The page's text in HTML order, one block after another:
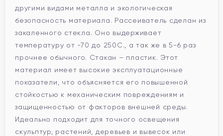
другими видами металла и экологическая
безопасность материала. Рассеиватель сделан из
закаленного стекла. Оно выдерживает
температуру от -70 до 250С., а так же в 5-6 раз
прочнее обычного. Стакан – пластик. Этот
материал имеет высокие эксплуатационные
показатели, что объясняется его повышенной
стойкостью к механическим повреждениям и
защищенностью от факторов внешней среды.
Идеально подходит для точного освещения
скульптур, растений, деревьев и вывесок или